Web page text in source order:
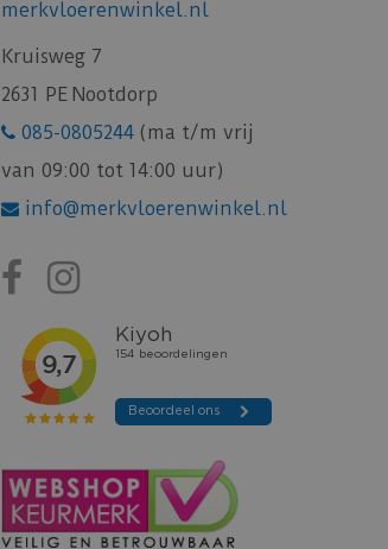
merkvloerenwinkel.nl
Kruisweg 7
2631 PE Nootdorp
085-0805244 (ma t/m vrij
van 09:00 tot 14:00 uur)
info@merkvloerenwinkel.nl